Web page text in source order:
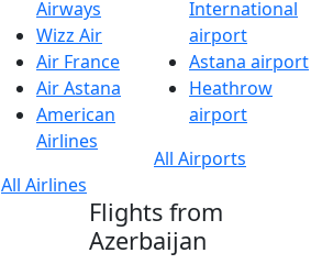
Airways
Wizz Air
Air France
Air Astana
American
Airlines
All Airlines
International
airport
Astana airport
Heathrow
airport
All Airports
Flights from
Azerbaijan